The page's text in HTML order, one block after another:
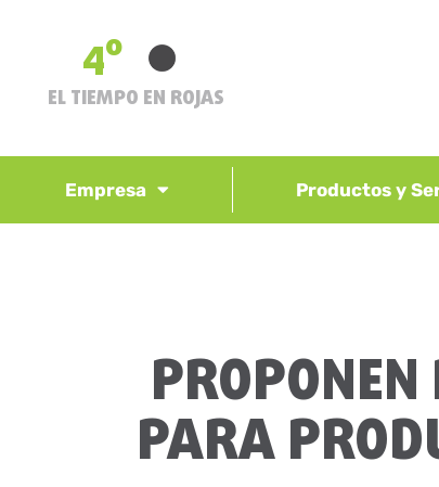
4º
EL TIEMPO EN ROJAS
Empresa Productos y
PROPONEN
PARA